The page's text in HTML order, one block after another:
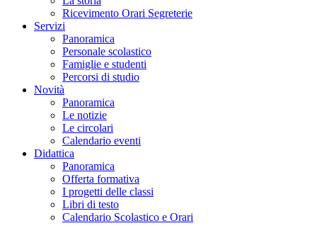
Ricevimento Orari Segreterie
Servizi
Panoramica
Personale scolastico
Famiglie e studenti
Percorsi di studio
Novità
Panoramica
Le notizie
Le circolari
Calendario eventi
Didattica
Panoramica
Offerta formativa
I progetti delle classi
Libri di testo
Calendario Scolastico e Orari